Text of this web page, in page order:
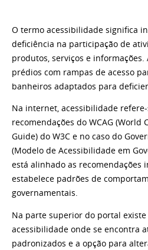
O termo acessibilidade significa
deficiência na participação de
produtos, serviços e informações.
prédios com rampas de acesso
banheiros adaptados para
Na internet, acessibilidade
recomendações do WCAG (World
Guide) do W3C e no caso do
(Modelo de Acessibilidade em
está alinhado as recomendações
estabelece padrões de
governamentais.
Na parte superior do portal
acessibilidade onde se encontra
padronizados e a opção para